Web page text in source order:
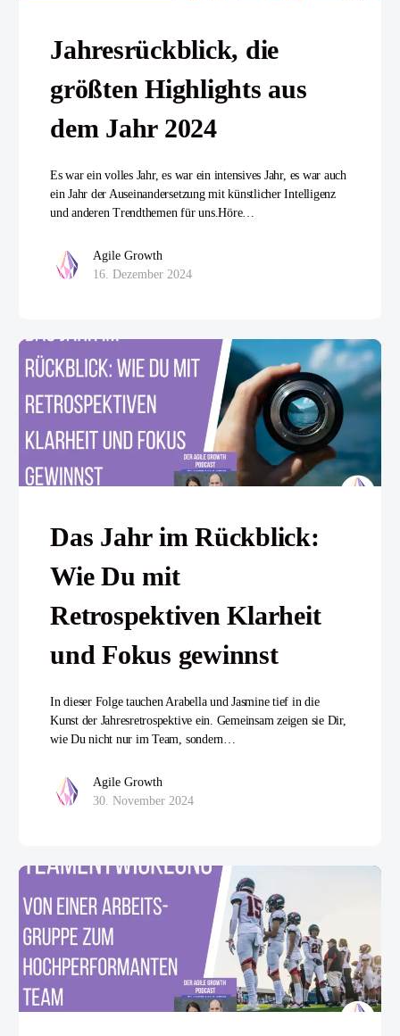
Jahresrückblick, die
größten Highlights aus
dem Jahr 2024
Es war ein volles Jahr, es war ein intensives Jahr, es war auch
ein Jahr der Auseinandersetzung mit künstlicher Intelligenz
und anderen Trendthemen für uns.Höre…
Agile Growth
16. Dezember 2024
Das Jahr im Rückblick:
Wie Du mit
Retrospektiven Klarheit
und Fokus gewinnst
In dieser Folge tauchen Arabella und Jasmine tief in die
Kunst der Jahresretrospektive ein. Gemeinsam zeigen sie Dir,
wie Du nicht nur im Team, sondern…
Agile Growth
30. November 2024